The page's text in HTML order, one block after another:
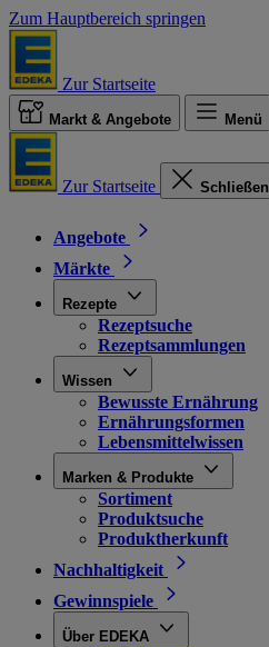
Zum Hauptbereich springen
Zur Startseite
Markt & Angebote Menü
Zur Startseite Schließen
Angebote
Märkte
Rezepte
Rezeptsuche
Rezeptsammlungen
Wissen
Bewusste Ernährung
Ernährungsformen
Lebensmittelwissen
Marken & Produkte
Sortiment
Produktsuche
Produktherkunft
Nachhaltigkeit
Gewinnspiele
Über EDEKA